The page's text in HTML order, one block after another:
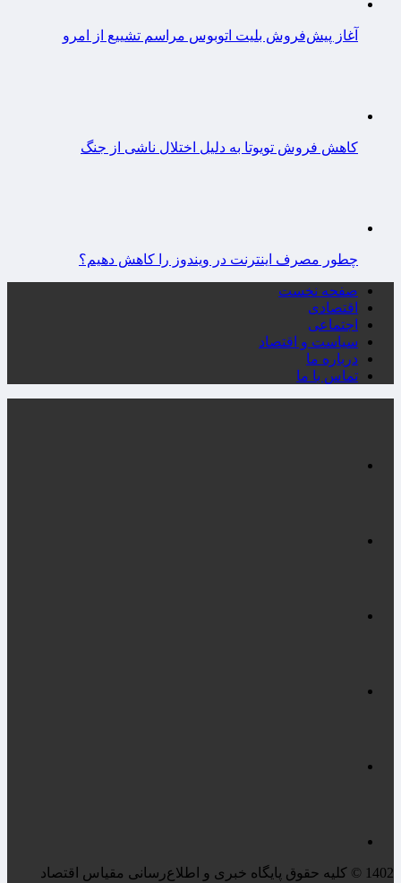
آغاز پیش‌فروش بلیت اتوبوس مراسم تشییع از امرو
کاهش فروش تویوتا به دلیل اختلال ناشی از جنگ
چطور مصرف اینترنت در ویندوز را کاهش دهیم؟
صفحه نخست
اقتصادی
اجتماعی
سیاست و اقتصاد
درباره ما
تماس با ما
1402 © کلیه حقوق پایگاه خبری و اطلاع‌رسانی مقیاس اقتصاد